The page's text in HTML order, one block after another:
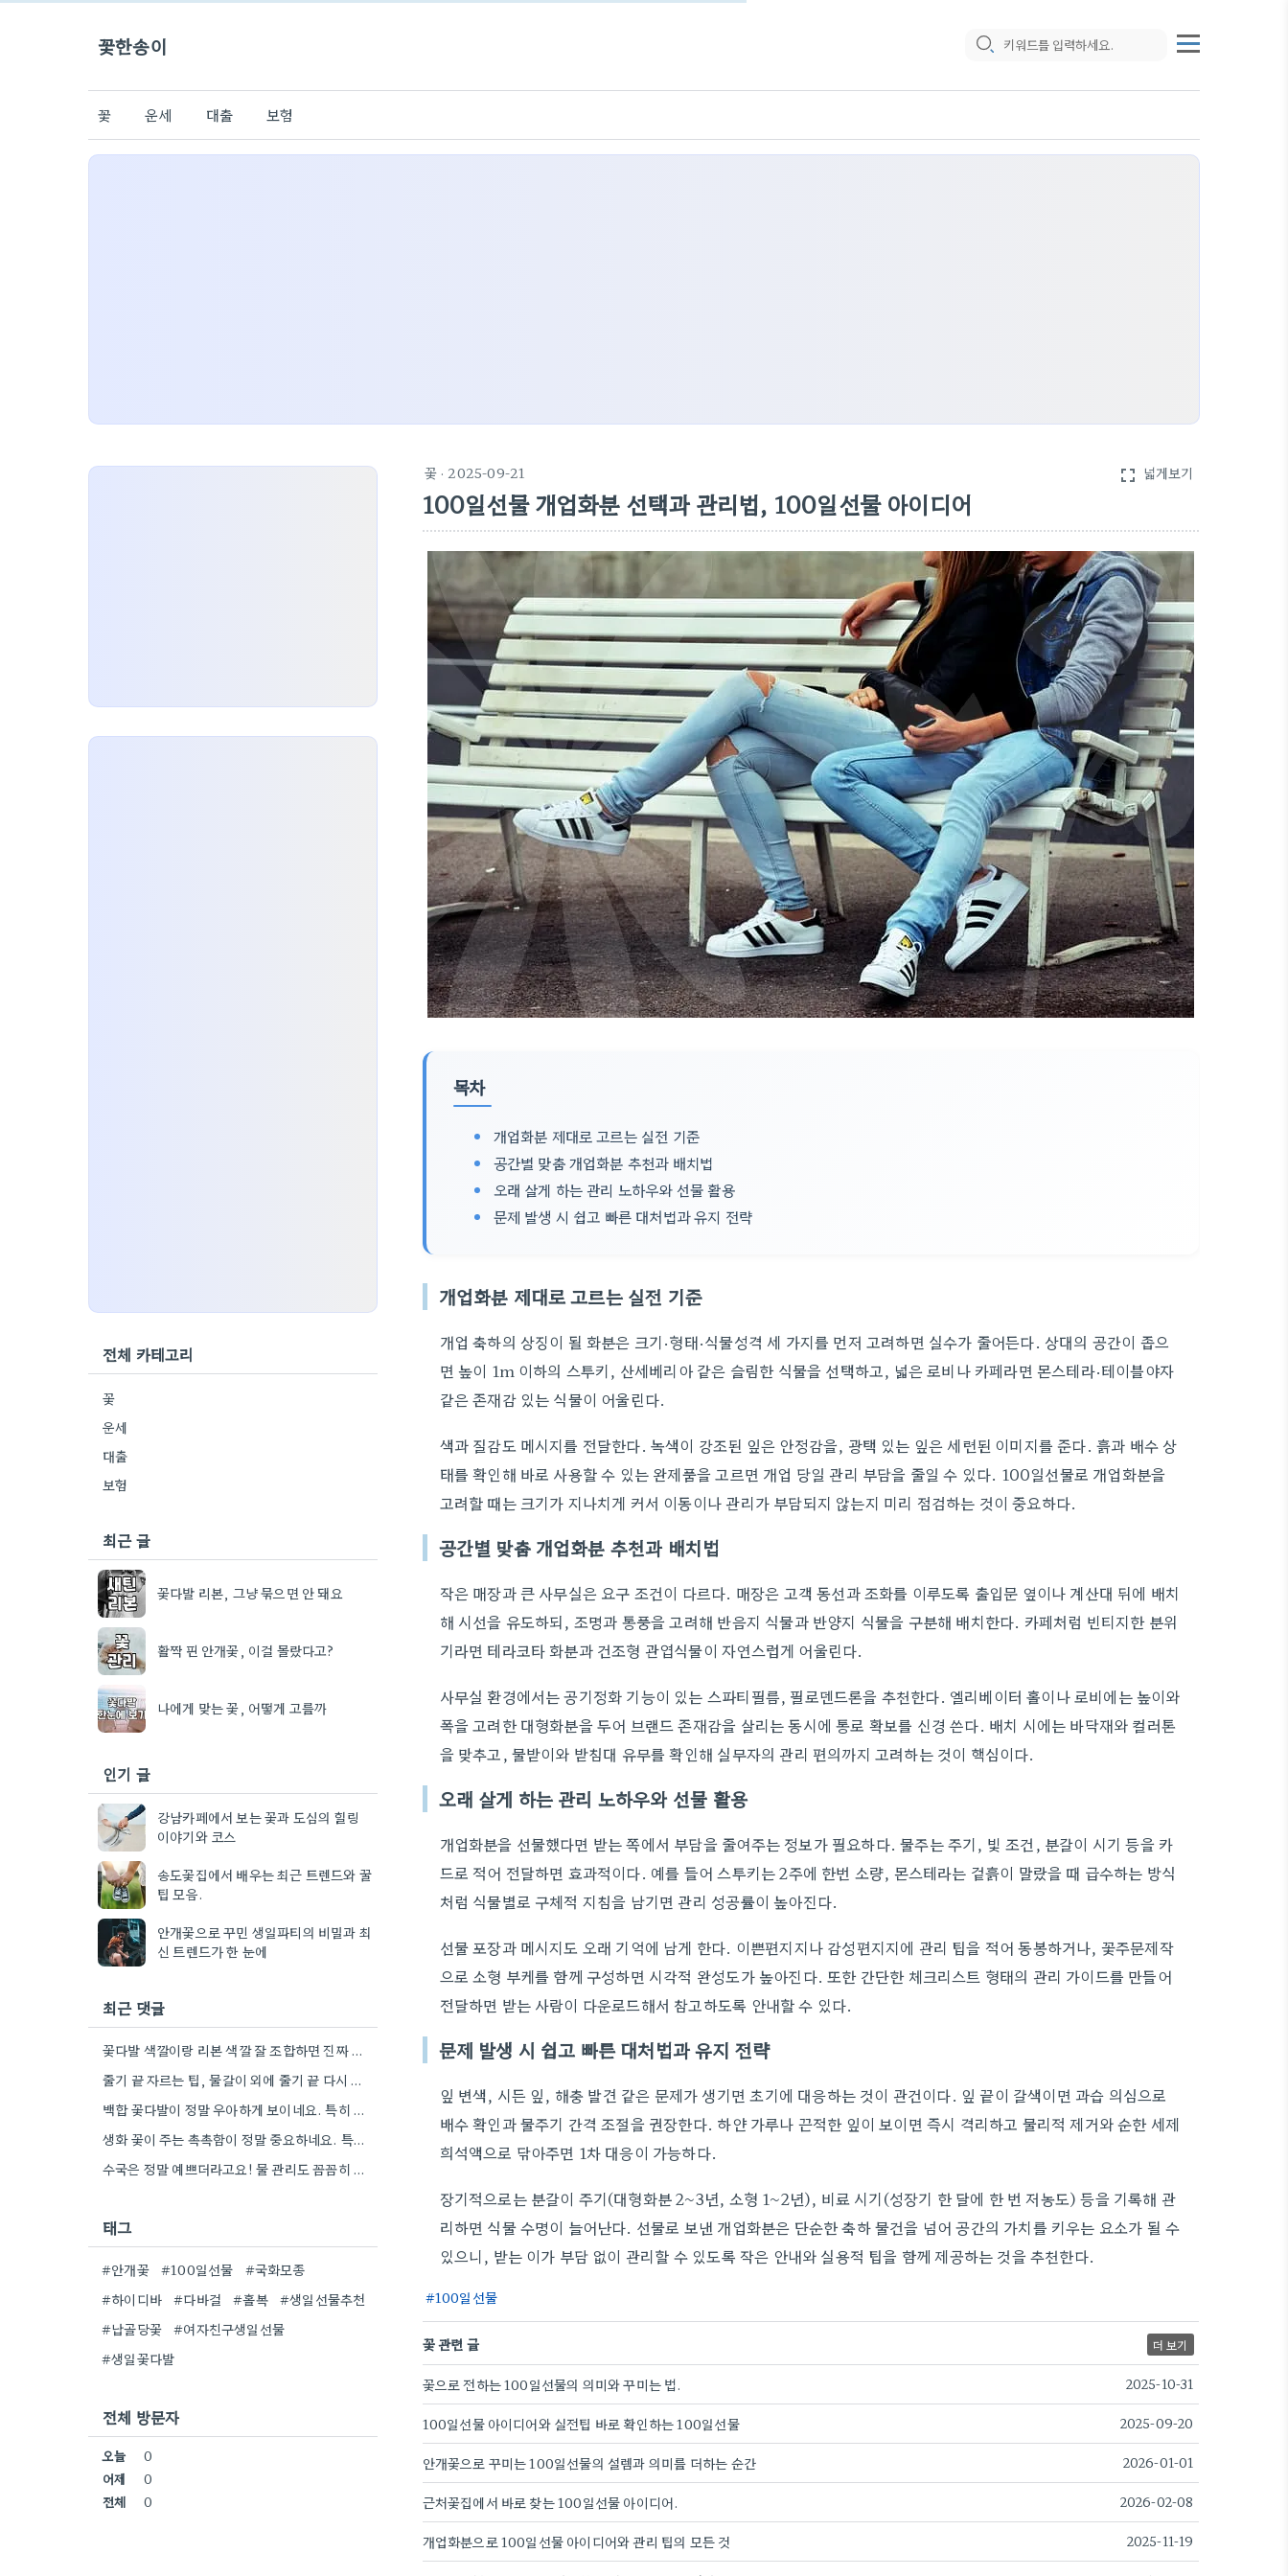
꽃한송이
꽃 운세 대출 보험
꽃· 2025-09-21 fullscreen 넓게보기
100일선물 개업화분 선택과 관리법, 100일선물 아이디어
목차
개업화분 제대로 고르는 실전 기준
공간별 맞춤 개업화분 추천과 배치법
오래 살게 하는 관리 노하우와 선물 활용
문제 발생 시 쉽고 빠른 대처법과 유지 전략
개업화분 제대로 고르는 실전 기준
개업 축하의 상징이 될 화분은 크기·형태·식물성격 세 가지를 먼저 고려하면 실수가 줄어든다. 상대의 공간이 좁으
면 높이 1m 이하의 스투키, 산세베리아 같은 슬림한 식물을 선택하고, 넓은 로비나 카페라면 몬스테라·테이블야자
같은 존재감 있는 식물이 어울린다.
색과 질감도 메시지를 전달한다. 녹색이 강조된 잎은 안정감을, 광택 있는 잎은 세련된 이미지를 준다. 흙과 배수 상
태를 확인해 바로 사용할 수 있는 완제품을 고르면 개업 당일 관리 부담을 줄일 수 있다. 100일선물로 개업화분을
고려할 때는 크기가 지나치게 커서 이동이나 관리가 부담되지 않는지 미리 점검하는 것이 중요하다.
공간별 맞춤 개업화분 추천과 배치법
작은 매장과 큰 사무실은 요구 조건이 다르다. 매장은 고객 동선과 조화를 이루도록 출입문 옆이나 계산대 뒤에 배치
해 시선을 유도하되, 조명과 통풍을 고려해 반음지 식물과 반양지 식물을 구분해 배치한다. 카페처럼 빈티지한 분위
기라면 테라코타 화분과 건조형 관엽식물이 자연스럽게 어울린다.
사무실 환경에서는 공기정화 기능이 있는 스파티필름, 필로덴드론을 추천한다. 엘리베이터 홀이나 로비에는 높이와
폭을 고려한 대형화분을 두어 브랜드 존재감을 살리는 동시에 통로 확보를 신경 쓴다. 배치 시에는 바닥재와 컬러톤
을 맞추고, 물받이와 받침대 유무를 확인해 실무자의 관리 편의까지 고려하는 것이 핵심이다.
오래 살게 하는 관리 노하우와 선물 활용
개업화분을 선물했다면 받는 쪽에서 부담을 줄여주는 정보가 필요하다. 물주는 주기, 빛 조건, 분갈이 시기 등을 카
드로 적어 전달하면 효과적이다. 예를 들어 스투키는 2주에 한번 소량, 몬스테라는 겉흙이 말랐을 때 급수하는 방식
처럼 식물별로 구체적 지침을 남기면 관리 성공률이 높아진다.
선물 포장과 메시지도 오래 기억에 남게 한다. 이쁜편지지나 감성편지지에 관리 팁을 적어 동봉하거나, 꽃주문제작
으로 소형 부케를 함께 구성하면 시각적 완성도가 높아진다. 또한 간단한 체크리스트 형태의 관리 가이드를 만들어
전달하면 받는 사람이 다운로드해서 참고하도록 안내할 수 있다.
문제 발생 시 쉽고 빠른 대처법과 유지 전략
잎 변색, 시든 잎, 해충 발견 같은 문제가 생기면 초기에 대응하는 것이 관건이다. 잎 끝이 갈색이면 과습 의심으로
배수 확인과 물주기 간격 조절을 권장한다. 하얀 가루나 끈적한 잎이 보이면 즉시 격리하고 물리적 제거와 순한 세제
희석액으로 닦아주면 1차 대응이 가능하다.
장기적으로는 분갈이 주기(대형화분 2~3년, 소형 1~2년), 비료 시기(성장기 한 달에 한 번 저농도) 등을 기록해 관
리하면 식물 수명이 늘어난다. 선물로 보낸 개업화분은 단순한 축하 물건을 넘어 공간의 가치를 키우는 요소가 될 수
있으니, 받는 이가 부담 없이 관리할 수 있도록 작은 안내와 실용적 팁을 함께 제공하는 것을 추천한다.
100일선물
꽃 관련 글 더 보기
꽃으로 전하는 100일선물의 의미와 꾸미는 법. 2025-10-31
100일선물 아이디어와 실전팁 바로 확인하는 100일선물 2025-09-20
안개꽃으로 꾸미는 100일선물의 설렘과 의미를 더하는 순간 2026-01-01
근처꽃집에서 바로 찾는 100일선물 아이디어. 2026-02-08
개업화분으로 100일선물 아이디어와 관리 팁의 모든 것 2025-11-19
전체 카테고리
꽃
운세
대출
보험
최근 글
꽃다발 리본, 그냥 묶으면 안 돼요
활짝 핀 안개꽃, 이걸 몰랐다고?
나에게 맞는 꽃, 어떻게 고를까
인기 글
강남카페에서 보는 꽃과 도심의 힐링
이야기와 코스
송도꽃집에서 배우는 최근 트렌드와 꿀
팁 모음.
안개꽃으로 꾸민 생일파티의 비밀과 최
신 트렌드가 한 눈에
최근 댓글
꽃다발 색깔이랑 리본 색깔 잘 조합하면 진짜 멋있더라구요.
줄기 끝 자르는 팁, 물갈이 외에 줄기 끝 다시 자르는 방법도 있네요. 그거 완전 꿀팁인…
백합 꽃다발이 정말 우아하게 보이네요. 특히 흰색이나 연한 색 계열이 안전한 선택인 것 같아요.
생화 꽃이 주는 촉촉함이 정말 중요하네요. 특히 겹벚꽃은 사진으로는 다르게 보인다는 점, 실제로 보러 가봐야…
수국은 정말 예쁘더라고요! 물 관리도 꼼꼼히 해야 오래 볼 수 있을 텐데, 제가 좀 덜…
태그
#안개꽃 #100일선물
#국화모종
#하이디바
#다바걸 #홀복
#생일선물추천
#납골당꽃
#여자친구생일선물
#생일꽃다발
전체 방문자
오늘
0
어제
0
전체
0